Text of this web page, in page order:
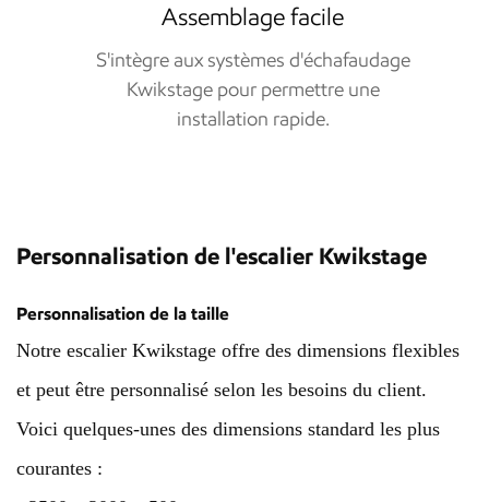
Assemblage facile
S'intègre aux systèmes d'échafaudage
Kwikstage pour permettre une
installation rapide.
Personnalisation de l'escalier Kwikstage
Personnalisation de la taille
Notre escalier Kwikstage offre des dimensions flexibles
et peut être personnalisé selon les besoins du client.
Voici quelques-unes des dimensions standard les plus
courantes :